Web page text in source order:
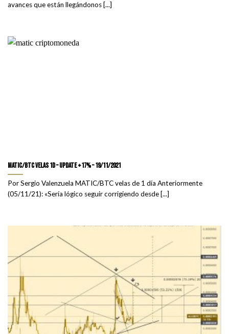
avances que están llegándonos [...]
MATIC/BTC velas 1D – update +17% – 19/11/2021
Por Sergio Valenzuela MATIC/BTC velas de 1 día Anteriormente
(05/11/21): «Sería lógico seguir corrigiendo desde [...]